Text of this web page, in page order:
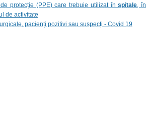
protecție (PPE) care trebuie utilizat înspitale, în
de activitate
pacienți pozitivi sau suspecți - Covid 19